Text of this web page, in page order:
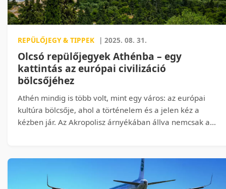
REPÜLŐJEGY & TIPPEK | 2025. 08. 31.
Olcsó repülőjegyek Athénba – egy
kattintás az európai civilizáció
bölcsőjéhez
Athén mindig is több volt, mint egy város: az európai
kultúra bölcsője, ahol a történelem és a jelen kéz a
kézben jár. Az Akropolisz árnyékában állva nemcsak a
is formálják világunkat. És ami korábban távoli álomnak
tűnhetett, ma mindössze egy kattintásnyira van – az
eSky.hu segítségével egyszerűen, gyorsan és